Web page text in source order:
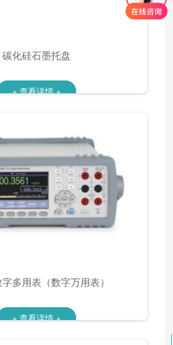
碳化硅石墨托盘
+ 查看详情 +
多用表（数字万用表）
+ 查看详情 +